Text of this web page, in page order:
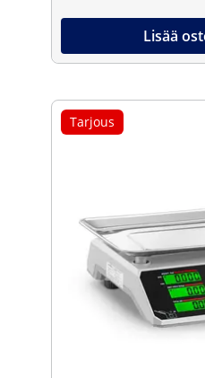
Lisää
Tarjous